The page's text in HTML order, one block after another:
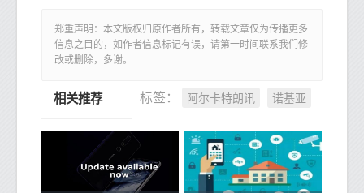
郑重声明：本文版权归原作者所有，转载文章仅为传播更多
信息之目的，如作者信息标记有误，请第一时间联系我们修
改或删除，多谢。
标签： 阿尔卡特朗讯 诺基亚
相关推荐